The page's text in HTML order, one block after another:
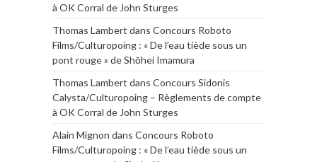
à OK Corral de John Sturges
Thomas Lambert dans Concours Roboto
Films/Culturopoing : « De l’eau tiède sous un
pont rouge » de Shōhei Imamura
Thomas Lambert dans Concours Sidonis
Calysta/Culturopoing – Règlements de compte
à OK Corral de John Sturges
Alain Mignon dans Concours Roboto
Films/Culturopoing : « De l’eau tiède sous un